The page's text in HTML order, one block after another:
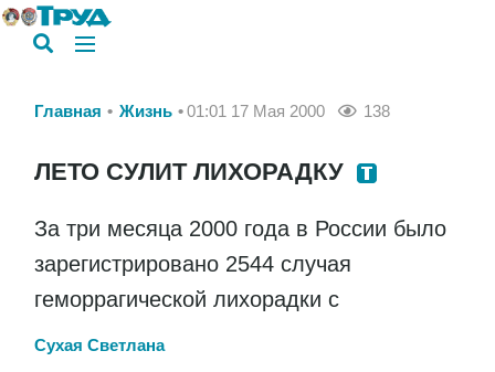
Главная Жизнь 01:01 17 Мая 2000 138
ЛЕТО СУЛИТ ЛИХОРАДКУ
За три месяца 2000 года в России было
зарегистрировано 2544 случая
геморрагической лихорадки с
Сухая Светлана